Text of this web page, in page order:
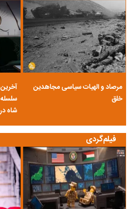
مرصاد و الهیات سیاسی مجاهدین
خلق
شاه
فیلم‌گردی